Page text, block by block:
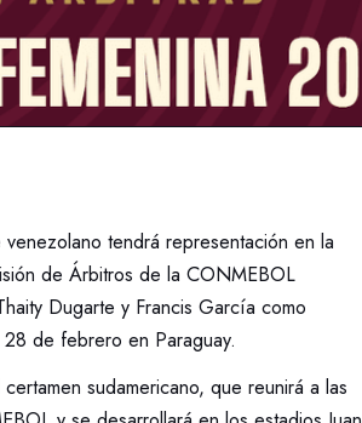
venezolano tendrá representación en la
de Árbitros de la CONMEBOL
Dugarte y Francis García como
de febrero en Paraguay.
sudamericano, que reunirá a las